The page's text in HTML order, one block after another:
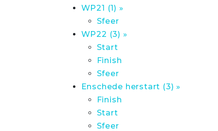
WP21 (1) »
Sfeer
WP22 (3) »
Start
Finish
Sfeer
Enschede herstart (3) »
Finish
Start
Sfeer